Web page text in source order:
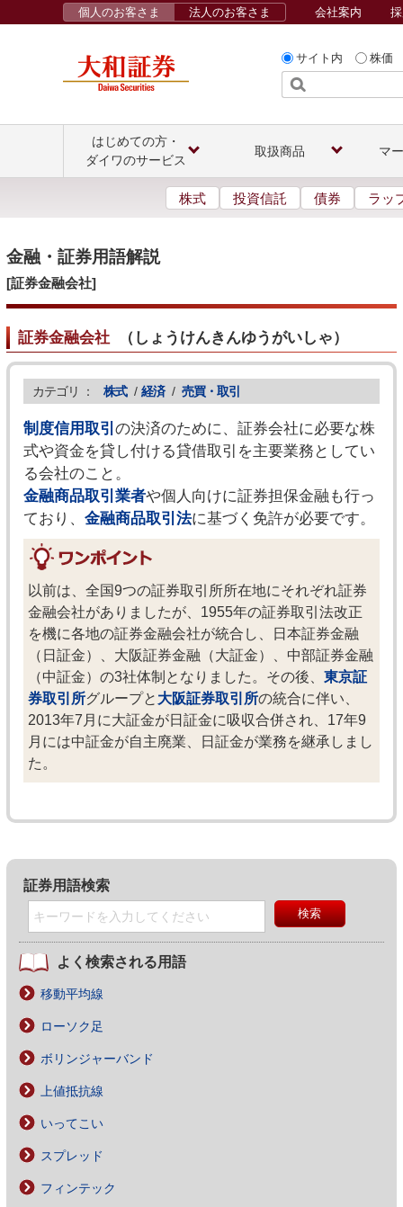
サイト内 株価
個人のお客さま 法人のお客さま 会社案内
はじめての方・
ダイワのサービス
取扱商品 マ
株式 投資信託 債券 ラッ
金融・証券用語解説
[証券金融会社]
証券金融会社（ しょうけんきんゆうがいしゃ）
カテゴリ ： 株式 / 経済 / 売買・取引
制度信用取引 の決済のために、証券会社に必要な株
式や資金を貸し付ける貸借取引を主要業務としてい
る会社のこと。
金融商品取引業者や個人向けに証券担保金融も行っ
ており、 金融商品取引法に基づく免許が必要です。
以前は、全国9つの証券取引所所在地にそれぞれ証券
金融会社がありましたが、1955年の証券取引法改正
を機に各地の証券金融会社が統合し、日本証券金融
（日証金）、大阪証券金融（大証金）、中部証券金融
（中証金）の3社体制となりました。その後、 東京証
券取引所グループと 大阪証券取引所の統合に伴い、
2013年7月に大証金が日証金に吸収合併され、17年9
月には中証金が自主廃業、日証金が業務を継承しまし
た。
証券用語検索
よく検索される用語
移動平均線
ローソク足
ボリンジャーバンド
上値抵抗線
いってこい
スプレッド
フィンテック